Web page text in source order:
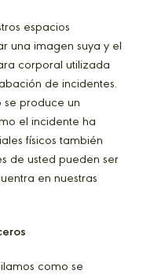
espacios
una imagen suya y el
corporal utilizada
de incidentes.
se produce un
el incidente ha
físicos también
de usted pueden ser
en nuestras
como se